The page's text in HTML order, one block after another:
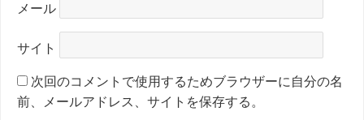
メール
サイト
次回のコメントで使用するためブラウザーに自分の名
前、メールアドレス、サイトを保存する。